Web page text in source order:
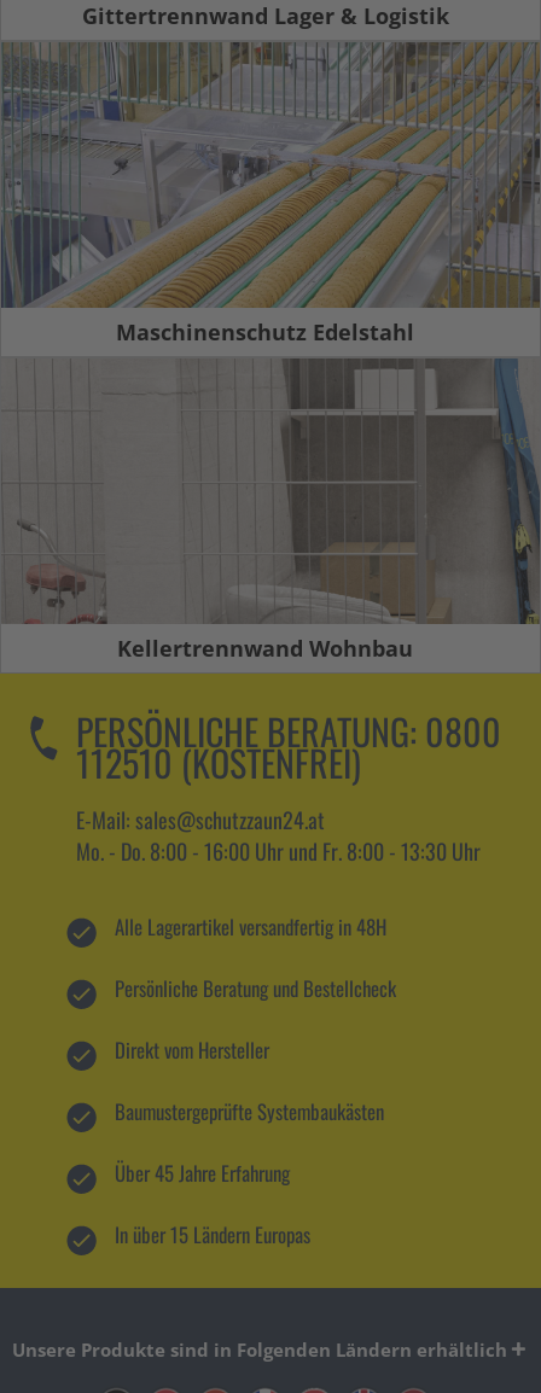
Gittertrennwand Lager & Logistik
Maschinenschutz Edelstahl
Kellertrennwand Wohnbau
PERSÖNLICHE BERATUNG: 0800
112510 (KOSTENFREI)
E-Mail: sales@schutzzaun24.at
Mo. - Do. 8:00 - 16:00 Uhr und Fr. 8:00 - 13:30 Uhr
Alle Lagerartikel versandfertig in 48H
Persönliche Beratung und Bestellcheck
Direkt vom Hersteller
Baumustergeprüfte Systembaukästen
Über 45 Jahre Erfahrung
In über 15 Ländern Europas
Unsere Produkte sind in Folgenden Ländern erhältlich